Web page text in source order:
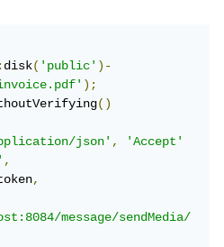
disk('public')-
);
()
json',
'Accept'
,
,
message/sendMedia/